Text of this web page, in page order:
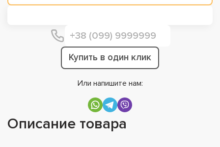
Купить в один клик
Или напишите нам:
Описание товара